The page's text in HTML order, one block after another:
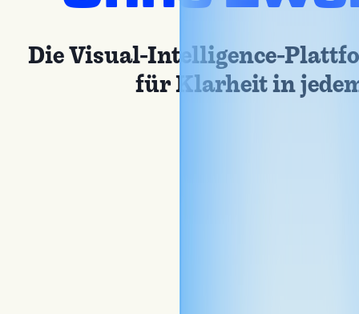
Die Visual-Intelligence-
für Klarheit in